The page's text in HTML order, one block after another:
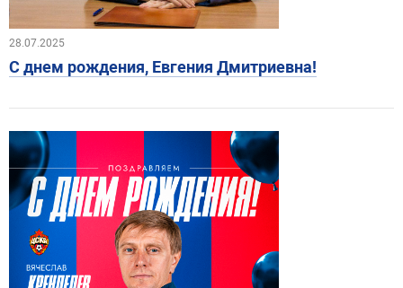
28.07.2025
С днем рождения, Евгения Дмитриевна!